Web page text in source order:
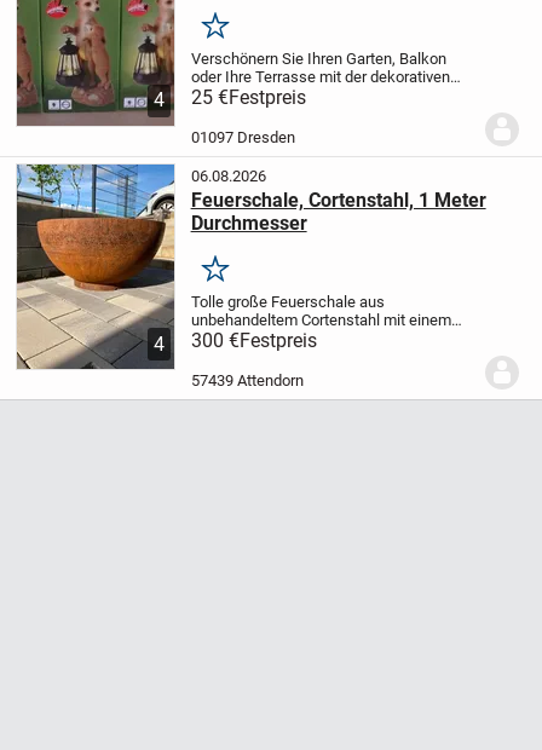
4
Merken
Verschönern Sie Ihren Garten, Balkon
oder Ihre Terrasse mit der dekorativen
handbemalten EASYmaxx Erdmännchen-
Familie! Ideal auch zur Beleuchtung von
Einfahrten, Gartenbereich etc. Verleihen
25 €Festpreis
01097 Dresden
4
06.08.2026
Feuerschale, Cortenstahl, 1 Meter
Durchmesser
Merken
Tolle große Feuerschale aus
unbehandeltem Cortenstahl mit einem
Durchmesser von 1 Meter wegen
Platzmangel nach Umzug zu verkaufen.
FESTPREIS (keine VB)
300 €Festpreis
57439 Attendorn